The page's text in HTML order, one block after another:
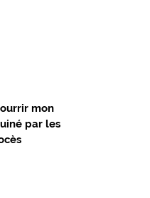
mon
par les